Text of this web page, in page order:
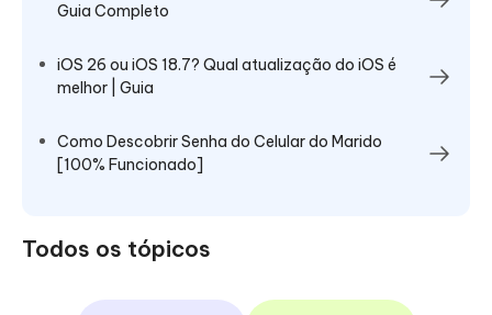
Guia Completo
iOS 26 ou iOS 18.7? Qual atualização do iOS é
melhor | Guia
Como Descobrir Senha do Celular do Marido
[100% Funcionado]
Todos os tópicos